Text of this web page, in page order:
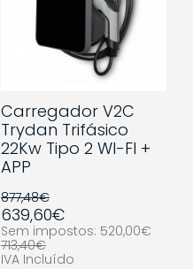
Carregador V2C
Trydan Trifásico
22Kw Tipo 2 WI-FI +
APP
877,48€
639,60€
Sem impostos: 520,00€
713,40€
IVA Incluído